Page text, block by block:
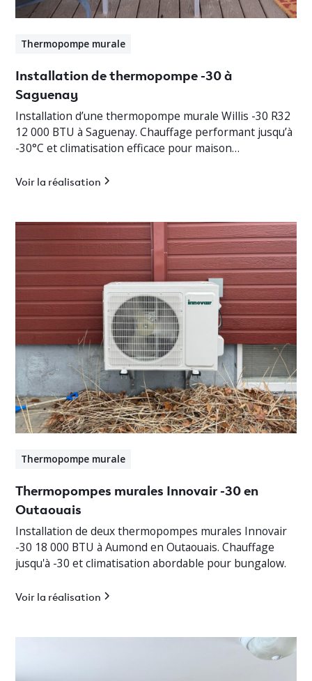
Thermopompe murale
Installation de thermopompe -30 à
Saguenay
Installation d’une thermopompe murale Willis -30 R32
12 000 BTU à Saguenay. Chauffage performant jusqu’à
-30°C et climatisation efficace pour maison
Voir la réalisation
Thermopompe murale
Thermopompes murales Innovair -30 en
Outaouais
Installation de deux thermopompes murales Innovair
-30 18 000 BTU à Aumond en Outaouais. Chauffage
jusqu'à -30 et climatisation abordable pour bungalow.
Voir la réalisation